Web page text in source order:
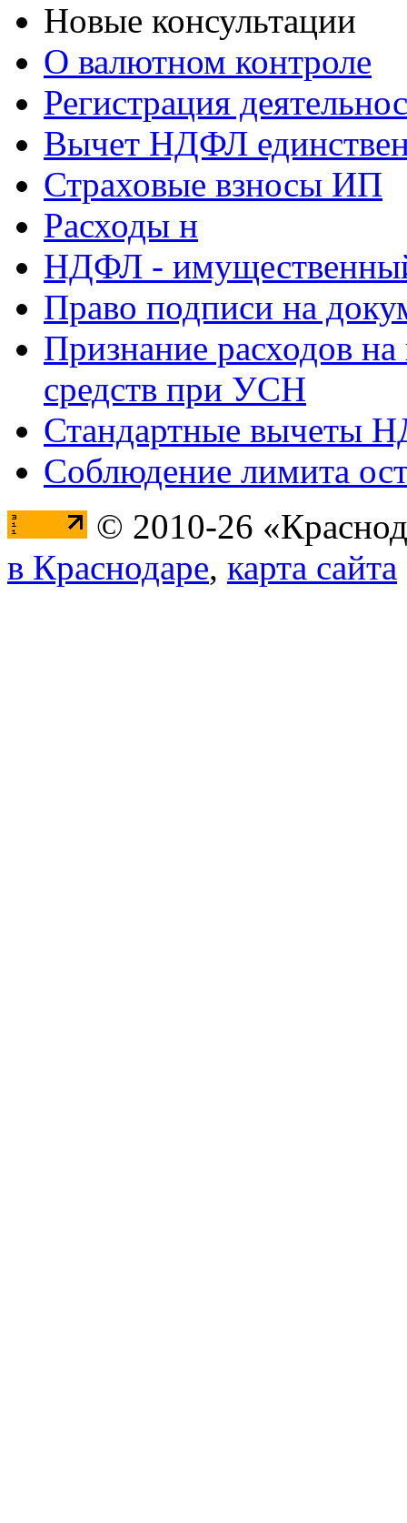
Новые консультации
О валютном контроле
Регистрация
Вычет НДФЛ
Страховые взносы ИП
Расходы н
НДФЛ -
Право подписи на
Признание расходов
средств при УСН
Стандартные вычеты
Соблюдение лимита
© 2010-26
в Краснодаре, карта сайта